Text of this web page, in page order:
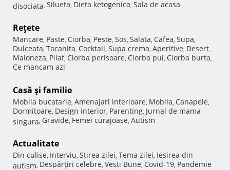
disociata, Silueta, Dieta ketogenica, Sala de acasa
Reţete
Mancare, Paste, Ciorba, Peste, Sos, Salata, Cafea, Supa,
Dulceata, Tocanita, Cocktail, Supa crema, Aperitive, Desert,
Maioneza, Pilaf, Ciorba perisoare, Ciorba pui, Ciorba burta,
Ce mancam azi
Casă şi familie
Mobila bucatarie, Amenajari interioare, Mobila, Canapele,
Dormitoare, Design interior, Parenting, Jurnal de mama
singura, Gravide, Femei curajoase, Autism
Actualitate
Din culise, Interviu, Stirea zilei, Tema zilei, Iesirea din
autism, Despărţiri celebre, Vesti Bune, Covid-19, Pandemie